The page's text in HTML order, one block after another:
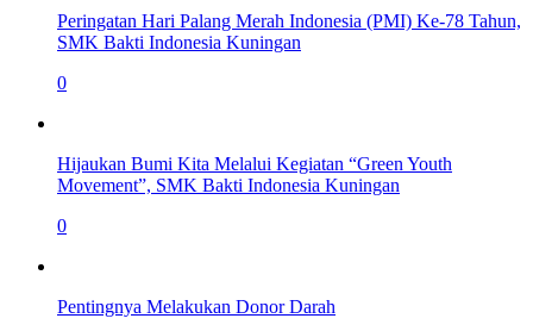
Peringatan Hari Palang Merah Indonesia (PMI) Ke-78 Tahun,
SMK Bakti Indonesia Kuningan
0
Hijaukan Bumi Kita Melalui Kegiatan “Green Youth
Movement”, SMK Bakti Indonesia Kuningan
0
Pentingnya Melakukan Donor Darah